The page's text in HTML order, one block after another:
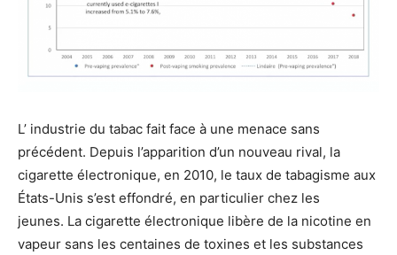
L’ industrie du tabac fait face à une menace sans
précédent. Depuis l’apparition d’un nouveau rival, la
cigarette électronique, en 2010, le taux de tabagisme aux
États-Unis s’est effondré, en particulier chez les
jeunes. La cigarette électronique libère de la nicotine en
vapeur sans les centaines de toxines et les substances